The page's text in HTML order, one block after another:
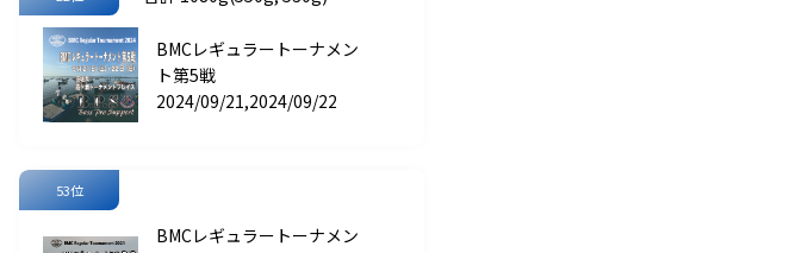
BMCレギュラートーナメン
ト第5戦
2024/09/21,2024/09/22
53位
BMCレギュラートーナメン